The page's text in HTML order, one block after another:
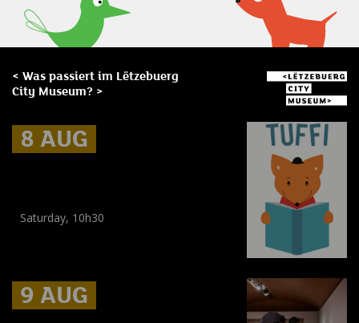
< Was passiert im Lëtzebuerg
City Museum? >
8 AUG
8 AUG
8 AUG
Saturday, 10h30
9 AUG
9 AUG
9 AUG